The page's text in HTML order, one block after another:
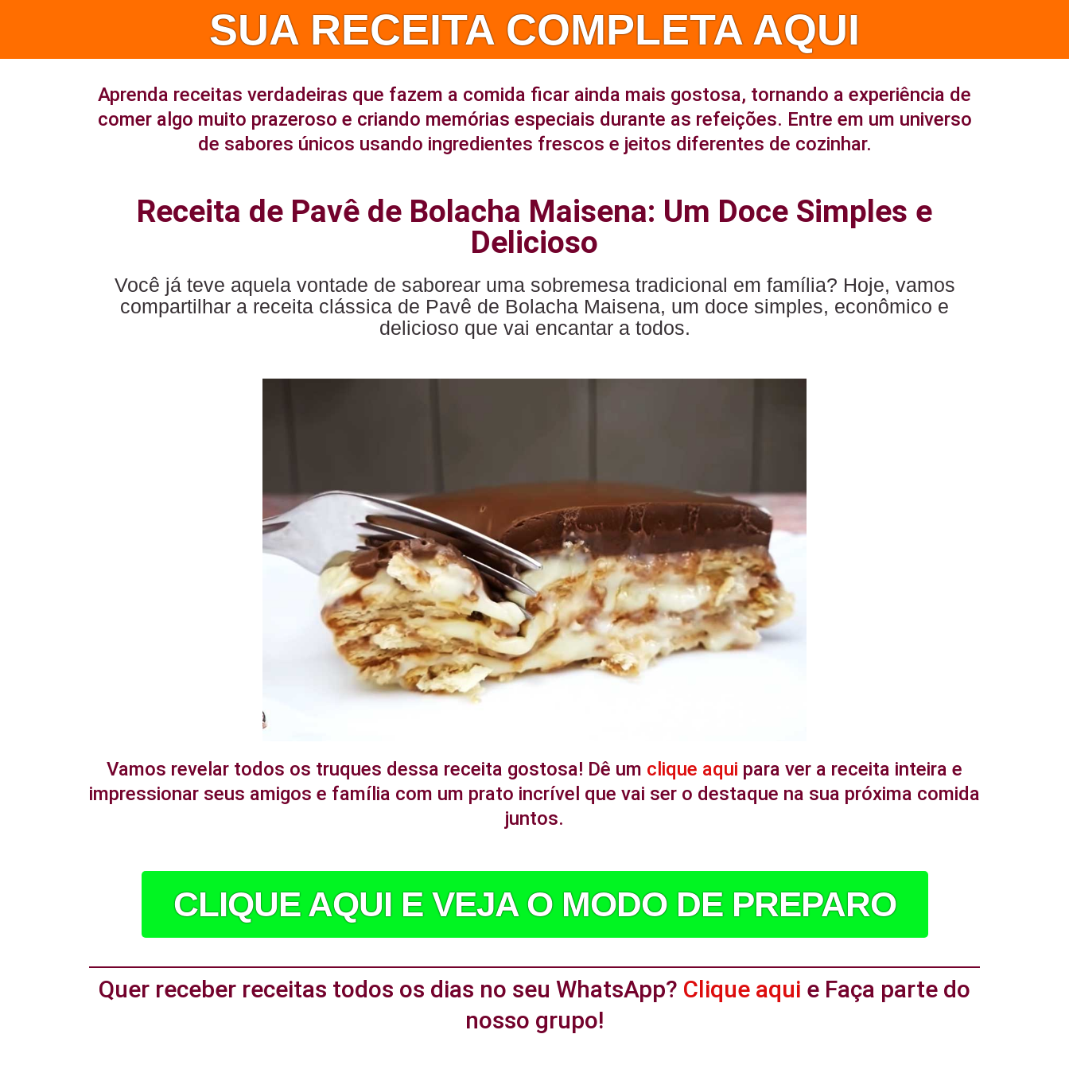
SUA RECEITA COMPLETA AQUI
Aprenda receitas verdadeiras que fazem a comida ficar ainda mais gostosa, tornando a experiência de
comer algo muito prazeroso e criando memórias especiais durante as refeições. Entre em um universo
de sabores únicos usando ingredientes frescos e jeitos diferentes de cozinhar.
Receita de Pavê de Bolacha Maisena: Um Doce Simples e
Delicioso
Você já teve aquela vontade de saborear uma sobremesa tradicional em família? Hoje, vamos
compartilhar a receita clássica de Pavê de Bolacha Maisena, um doce simples, econômico e
delicioso que vai encantar a todos.
Vamos revelar todos os truques dessa receita gostosa! Dê um clique aqui para ver a receita inteira e
impressionar seus amigos e família com um prato incrível que vai ser o destaque na sua próxima comida
juntos.
CLIQUE AQUI E VEJA O MODO DE PREPARO
Quer receber receitas todos os dias no seu WhatsApp? Clique aqui e Faça parte do
nosso grupo!